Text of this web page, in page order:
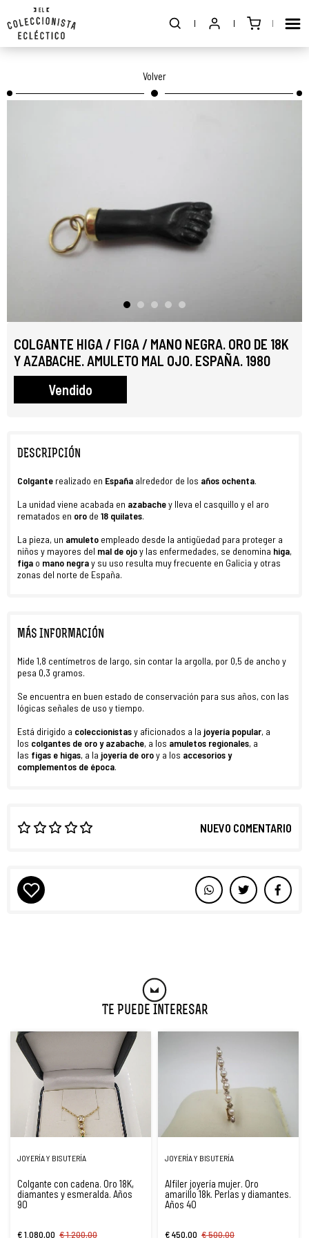
Volver
COLGANTE HIGA / FIGA / MANO NEGRA. ORO DE 18K
Y AZABACHE. AMULETO MAL OJO. ESPAÑA. 1980
Vendido
DESCRIPCIÓN
Colgante realizado en España alrededor de los años ochenta.
La unidad viene acabada en azabachey lleva el casquillo y el aro
rematados en oro de 18 quilates.
La pieza, un amuleto empleado desde la antigüedad para proteger a
niños y mayores del mal de ojoy las enfermedades, se denomina higa,
figa o mano negray su uso resulta muy frecuente en Galicia y otras
zonas del norte de España.
MÁS INFORMACIÓN
Mide 1,8 centímetros de largo, sin contar la argolla, por 0,5 de ancho y
pesa 0,3 gramos.
Se encuentra en buen estado de conservación para sus años, con las
lógicas señales de uso y tiempo.
Está dirigido a coleccionistasy aficionados a la joyería popular, a
los colgantes de oro y azabache, a los amuletos regionales, a
las figas e higas, a la joyería de oroy a los accesorios y
complementos de época.
NUEVO COMENTARIO
Te Puede Interesar
JOYERÍA Y BISUTERÍA
Colgante con cadena. Oro 18K,
diamantes y esmeralda. Años
90
€ 1.080,00 € 1.200,00
JOYERÍA Y BISUTERÍA
Alfiler joyería mujer. Oro
amarillo 18k. Perlas y diamantes.
Años 40
€ 450,00 € 500,00